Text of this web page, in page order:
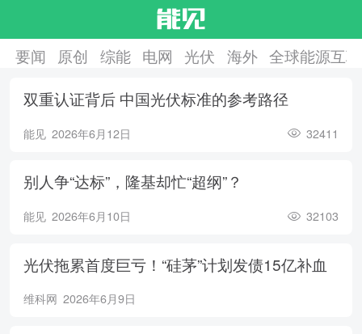
要闻 原创 综能 电网 光伏 海外 全球能源互
双重认证背后 中国光伏标准的参考路径
能见 2026年6月12日 32411
别人争“达标”，隆基却忙“超纲”？
能见 2026年6月10日 32103
光伏拖累首度巨亏！“硅茅”计划发债15亿补血
维科网 2026年6月9日